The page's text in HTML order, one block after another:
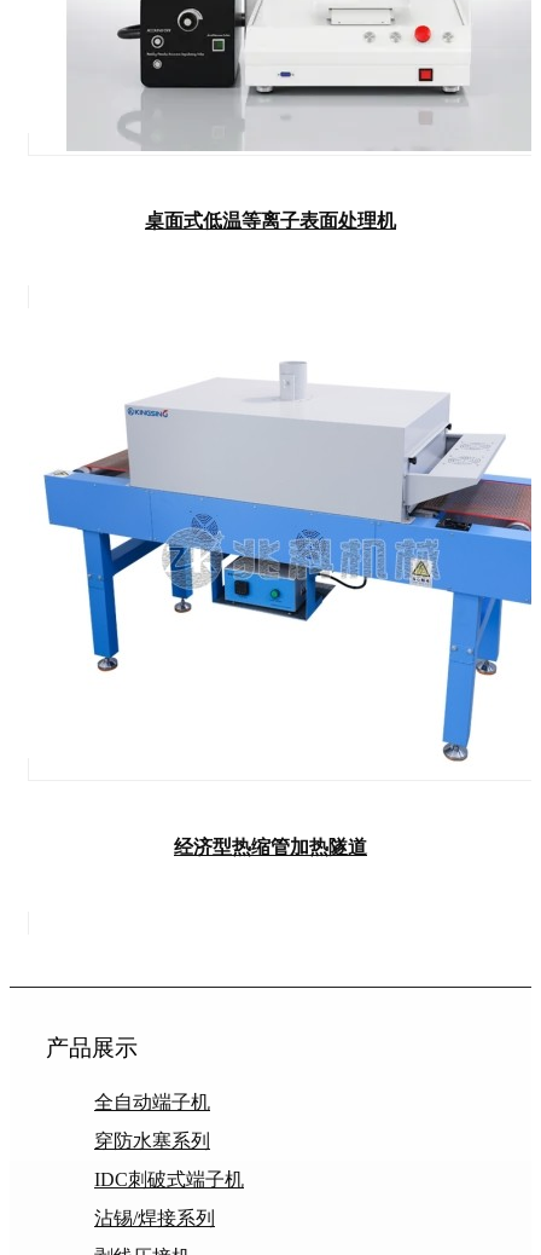
桌面式低温等离子表面处理机
经济型热缩管加热隧道
产品展示
全自动端子机
穿防水塞系列
IDC刺破式端子机
沾锡/焊接系列